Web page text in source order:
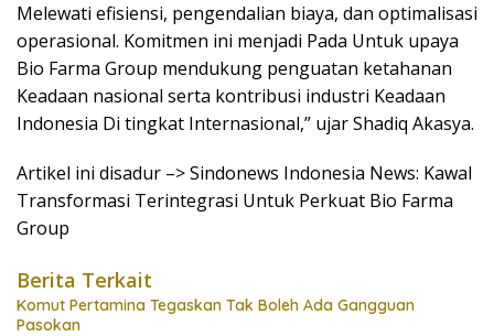
Melewati efisiensi, pengendalian biaya, dan optimalisasi
operasional. Komitmen ini menjadi Pada Untuk upaya
Bio Farma Group mendukung penguatan ketahanan
Keadaan nasional serta kontribusi industri Keadaan
Indonesia Di tingkat Internasional,” ujar Shadiq Akasya.
Artikel ini disadur –> Sindonews Indonesia News: Kawal
Transformasi Terintegrasi Untuk Perkuat Bio Farma
Group
Berita Terkait
Komut Pertamina Tegaskan Tak Boleh Ada Gangguan
Pasokan